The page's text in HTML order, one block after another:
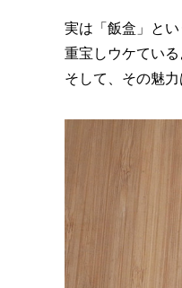
実は「飯盒」と
重宝しウケている
そして、その魅